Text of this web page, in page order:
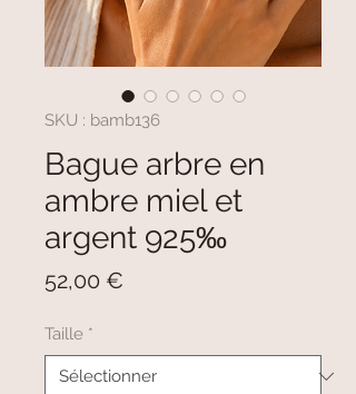
SKU : bamb136
Bague arbre en
ambre miel et
argent 925‰
52,00 €
Taille *